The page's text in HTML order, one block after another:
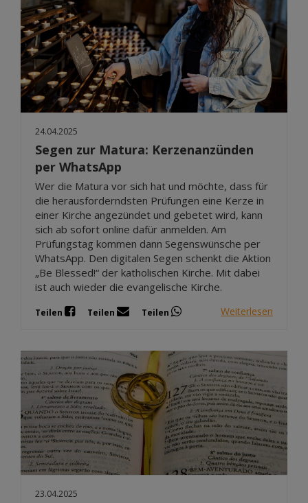
24.04.2025
Segen zur Matura: Kerzenanzünden
per WhatsApp
Wer die Matura vor sich hat und möchte, dass für
die herausforderndsten Prüfungen eine Kerze in
einer Kirche angezündet und gebetet wird, kann
sich ab sofort online dafür anmelden. Am
Prüfungstag kommen dann Segenswünsche per
WhatsApp. Den digitalen Segen schenkt die Aktion
„Be Blessed!“ der katholischen Kirche. Mit dabei
ist auch wieder die evangelische Kirche.
Teilen Teilen Teilen Weiterlesen
23.04.2025